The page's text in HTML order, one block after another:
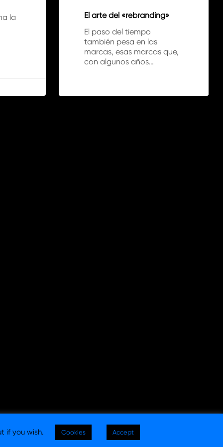
la
El arte del «rebranding»
El paso del tiempo
también pesa en las
marcas, esas marcas que,
con algunos años…
if you wish. Cookies Accept